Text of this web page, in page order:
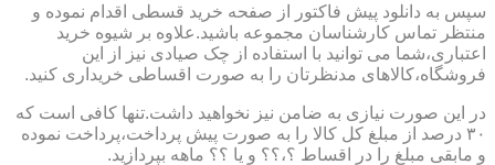
سپس به دانلود پیش فاکتور از صفحه خرید قسطی اقدام نموده و
منتظر تماس کارشناسان مجموعه باشید.علاوه بر شیوه خرید
اعتباری،شما می توانید با استفاده از چک صیادی نیز از این
فروشگاه،کالاهای مدنظرتان را به صورت اقساطی خریداری کنید.
در این صورت نیازی به ضامن نیز نخواهید داشت.تنها کافی است که
۳۰ درصد از مبلغ کل کالا را به صورت پیش پرداخت،پرداخت نموده
و مابقی مبلغ را در اقساط ؟،؟؟ و یا ؟؟ ماهه بپردازید.